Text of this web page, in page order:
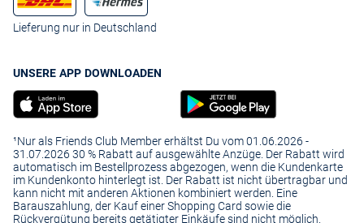
Lieferung nur in Deutschland
UNSERE APP DOWNLOADEN
¹Nur als Friends Club Member erhältst Du vom 01.06.2026 -
31.07.2026 30 % Rabatt auf ausgewählte Anzüge. Der Rabatt wird
automatisch im Bestellprozess abgezogen, wenn die Kundenkarte
im Kundenkonto hinterlegt ist. Der Rabatt ist nicht übertragbar und
kann nicht mit anderen Aktionen kombiniert werden. Eine
Barauszahlung, der Kauf einer Shopping Card sowie die
Rückvergütung bereits getätigter Einkäufe sind nicht möglich.